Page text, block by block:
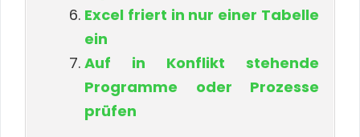
Excel friert in nur einer Tabelle
ein
Auf in Konflikt stehende
Programme oder Prozesse
prüfen